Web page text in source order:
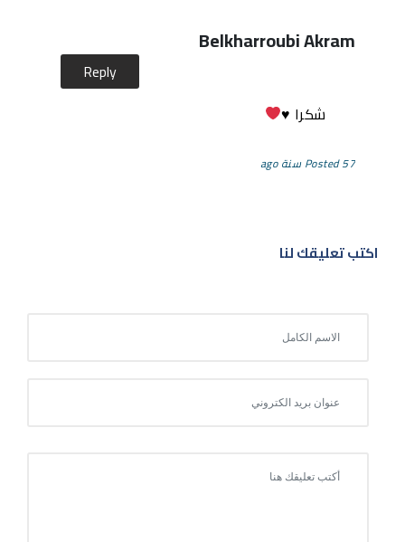
Belkharroubi Akram
Posted 57 سنة ago
شكرا ♥️
Reply
اكتب تعليقك لنا